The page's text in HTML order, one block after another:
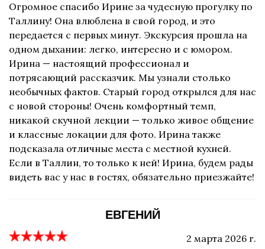
Огромное спасибо Ирине за чудесную прогулку по
Таллину! Она влюблена в свой город, и это
передается с первых минут. Экскурсия прошла на
одном дыхании: легко, интересно и с юмором.
Ирина — настоящий профессионал и
потрясающий рассказчик. Мы узнали столько
необычных фактов. Старый город открылся для нас
с новой стороны! Очень комфортный темп,
никакой скучной лекции — только живое общение
и классные локации для фото. Ирина также
подсказала отличные места с местной кухней.
Если в Таллин, то только к ней! Ирина, будем рады
видеть вас у нас в гостях, обязательно приезжайте!
ЕВГЕНИЙ
2 марта 2026 г.